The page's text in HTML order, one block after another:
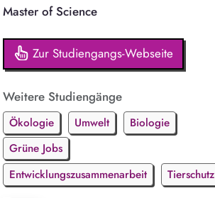
Master of Science
Zur Studiengangs-Webseite
Weitere Studiengänge
Ökologie Umwelt
Biologie
Grüne Jobs
Entwicklungszusammenarbeit
Tierschutz